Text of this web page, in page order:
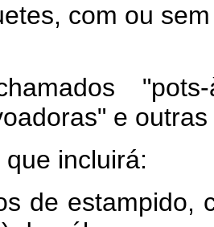
com ou
e
incluirá:
de estampido,